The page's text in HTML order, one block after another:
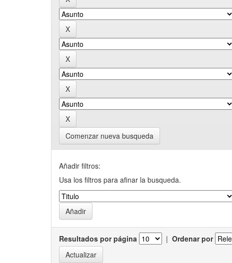
Comenzar nueva busqueda
Añadir filtros:
Usa los filtros para afinar la busqueda.
Resultados por página | Ordenar por